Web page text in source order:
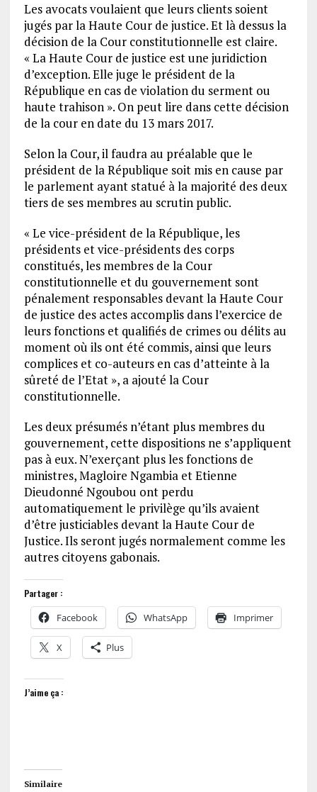
Les avocats voulaient que leurs clients soient
jugés par la Haute Cour de justice. Et là dessus la
décision de la Cour constitutionnelle est claire.
« La Haute Cour de justice est une juridiction
d’exception. Elle juge le président de la
République en cas de violation du serment ou
haute trahison ». On peut lire dans cette décision
de la cour en date du 13 mars 2017.
Selon la Cour, il faudra au préalable que le
président de la République soit mis en cause par
le parlement ayant statué à la majorité des deux
tiers de ses membres au scrutin public.
« Le vice-président de la République, les
présidents et vice-présidents des corps
constitués, les membres de la Cour
constitutionnelle et du gouvernement sont
pénalement responsables devant la Haute Cour
de justice des actes accomplis dans l’exercice de
leurs fonctions et qualifiés de crimes ou délits au
moment où ils ont été commis, ainsi que leurs
complices et co-auteurs en cas d’atteinte à la
sûreté de l’Etat », a ajouté la Cour
constitutionnelle.
Les deux présumés n’étant plus membres du
gouvernement, cette dispositions ne s’appliquent
pas à eux. N’exerçant plus les fonctions de
ministres, Magloire Ngambia et Etienne
Dieudonné Ngoubou ont perdu
automatiquement le privilège qu’ils avaient
d’être justiciables devant la Haute Cour de
Justice. Ils seront jugés normalement comme les
autres citoyens gabonais.
Partager :
Facebook WhatsApp Imprimer
X Plus
J’aime ça :
Similaire